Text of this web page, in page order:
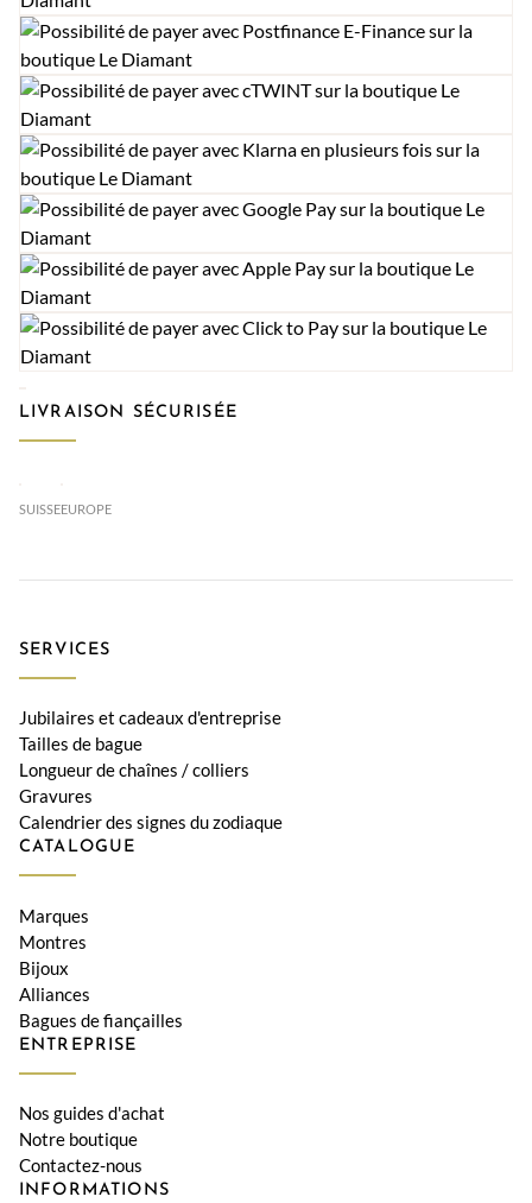
LIVRAISON SÉCURISÉE
SUISSEEUROPE
SERVICES
Jubilaires et cadeaux d'entreprise
Tailles de bague
Longueur de chaînes / colliers
Gravures
Calendrier des signes du zodiaque
CATALOGUE
Marques
Montres
Bijoux
Alliances
Bagues de fiançailles
ENTREPRISE
Nos guides d'achat
Notre boutique
Contactez-nous
INFORMATIONS